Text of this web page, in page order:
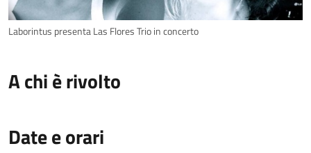
Laborintus presenta Las Flores Trio in concerto
A chi è rivolto
Date e orari